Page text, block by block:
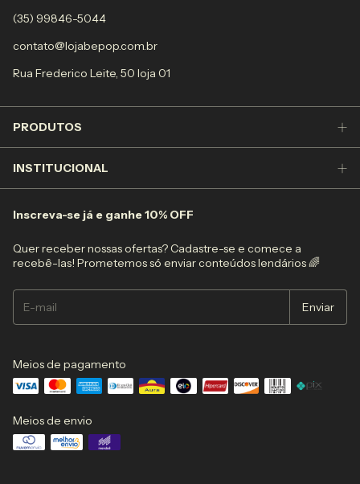
(35) 99846-5044
contato@lojabepop.com.br
Rua Frederico Leite, 50 loja 01
PRODUTOS
INSTITUCIONAL
Inscreva-se já e ganhe 10% OFF
Quer receber nossas ofertas? Cadastre-se e comece a
recebê-las! Prometemos só enviar conteúdos lendários 🌈
Meios de pagamento
Meios de envio